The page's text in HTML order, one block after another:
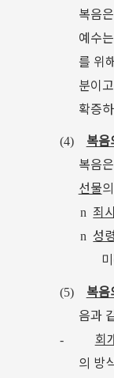
복음은
예수는
를 위
분이고
확증
(4) 복음
복음은
선물의
n 죄
n 성
(5) 복음
음과
-
회
의 방